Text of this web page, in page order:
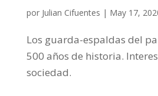
por Julian Cifuentes | May 17,
Los guarda-espaldas del
500 años de historia.
sociedad.